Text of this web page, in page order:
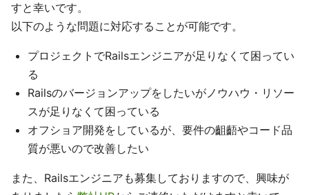
すと幸いです。
以下のような問題に対応することが可能です。
プロジェクトでRailsエンジニアが足りなくて困ってい
る
Railsのバージョンアップをしたいがノウハウ・リソー
スが足りなくて困っている
オフショア開発をしているが、要件の齟齬やコード品
質が悪いので改善したい
また、Railsエンジニアも募集しておりますので、興味が